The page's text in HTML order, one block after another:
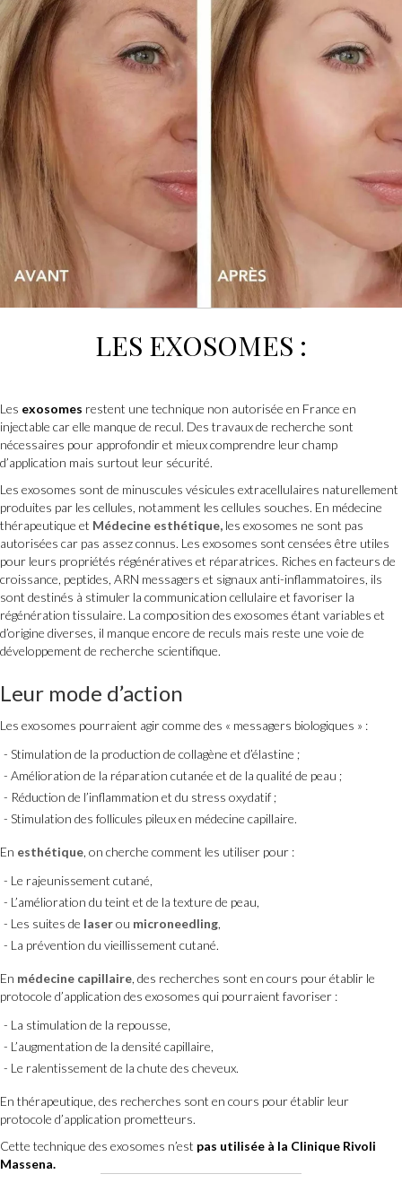
LES EXOSOMES :
Les exosomes restent une technique non autorisée en France en
injectable car elle manque de recul. Des travaux de recherche sont
nécessaires pour approfondir et mieux comprendre leur champ
d’application mais surtout leur sécurité.
Les exosomes sont de minuscules vésicules extracellulaires naturellement
produites par les cellules, notamment les cellules souches. En médecine
thérapeutique et Médecine esthétique, les exosomes ne sont pas
autorisées car pas assez connus. Les exosomes sont censées être utiles
pour leurs propriétés régénératives et réparatrices. Riches en facteurs de
croissance, peptides, ARN messagers et signaux anti-inflammatoires, ils
sont destinés à stimuler la communication cellulaire et favoriser la
régénération tissulaire. La composition des exosomes étant variables et
d’origine diverses, il manque encore de reculs mais reste une voie de
développement de recherche scientifique.
Leur mode d’action
Les exosomes pourraient agir comme des « messagers biologiques » :
Stimulation de la production de collagène et d’élastine ;
Amélioration de la réparation cutanée et de la qualité de peau ;
Réduction de l’inflammation et du stress oxydatif ;
Stimulation des follicules pileux en médecine capillaire.
En esthétique, on cherche comment les utiliser pour :
Le rajeunissement cutané,
L’amélioration du teint et de la texture de peau,
Les suites de laserou microneedling,
La prévention du vieillissement cutané.
En médecine capillaire, des recherches sont en cours pour établir le
protocole d’application des exosomes qui pourraient favoriser :
La stimulation de la repousse,
L’augmentation de la densité capillaire,
Le ralentissement de la chute des cheveux.
En thérapeutique, des recherches sont en cours pour établir leur
protocole d’application prometteurs.
Cette technique des exosomes n’est pas utilisée à la Clinique Rivoli
Massena.